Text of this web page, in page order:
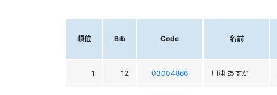
順位 Bib Code 名前
1 12 03004866 川浦 あすか